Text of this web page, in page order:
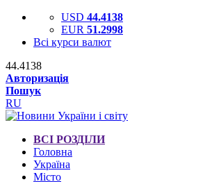
USD 44.4138
EUR 51.2998
Всі курси валют
44.4138
Авторизація
Пошук
RU
ВСІ РОЗДІЛИ
Головна
Україна
Місто